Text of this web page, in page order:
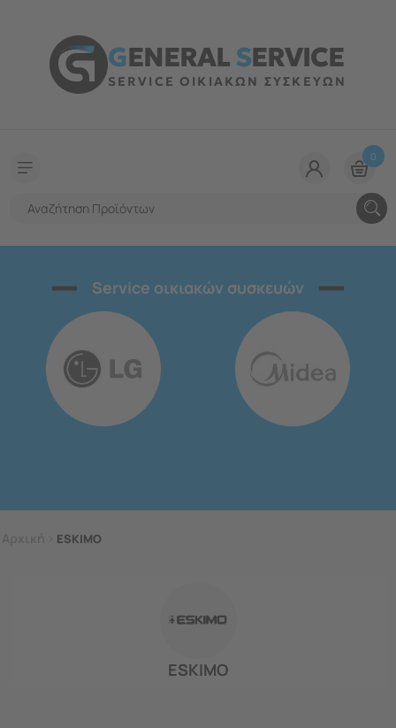
GENERALSERVICE
SERVICE ΟΙΚΙΑΚΩΝ ΣΥΣΚΕΥΩΝ
0
Service οικιακών συσκευών
ESKIMO
ESKIMO